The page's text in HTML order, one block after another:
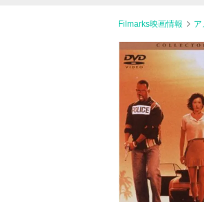
Filmarks映画情報 ア